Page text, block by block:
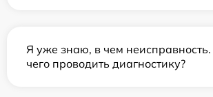
Я уже знаю, в чем
чего проводить диагностику?